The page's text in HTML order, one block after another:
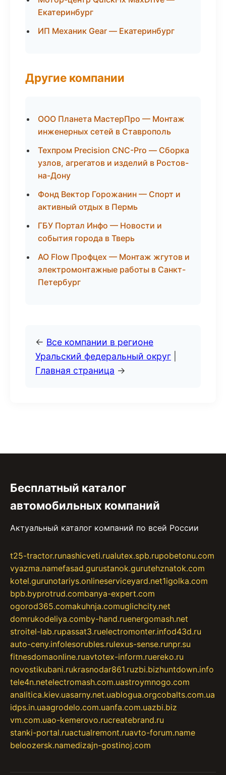
Екатеринбург
ИП Механик Gear — Екатеринбург
Другие компании
ООО Планета МастерПро — Монтаж
инженерных сетей в Ставрополь
Техпром Precision CNC-Pro — Сборка
узлов, агрегатов и изделий в Ростов-
на-Дону
Фонд Вектор Горожанин — Спорт и
активный отдых в Пермь
ГБУ Портал Инфо — Новости и
события города в Тверь
АО Flow Профцех — Монтаж жгутов и
электромонтажные работы в Санкт-
Петербург
← Все компании в регионе
Уральский федеральный округ
Главная страница →
Бесплатный каталог
автомобильных компаний
Актуальный каталог компаний по всей России
t25-tractor.runashicveti.rualutex.spb.rupobetonu.com
vyazma.namefasad.gurustanok.gurutehznatok.com
kotel.gurunotariys.onlineserviceyard.net1igolka.com
bpb.byprotrud.combanya-expert.com
ogorod365.comakuhnja.comuglichcity.net
domrukodeliya.comby-hand.ruenergomash.net
stroitel-lab.rupassat3.ruelectromonter.infod43d.ru
auto-ceny.infolesorubles.rulexus-sense.runpr.su
fitnesdomaonline.ruavtotex-inform.ruereko.ru
novostikubani.rukrasnodar861.ruzbi.bizhuntdown.info
tele4n.netelectromash.com.uastroymnogo.com
analitica.kiev.uasarny.net.uablogua.orgcobalts.com.ua
idps.in.uaagrodelo.com.uanfa.com.uazbi.biz
vm.com.uao-kemerovo.rucreatebrand.ru
stanki-portal.ruactualremont.ruavto-forum.name
beloozersk.namedizajn-gostinoj.com